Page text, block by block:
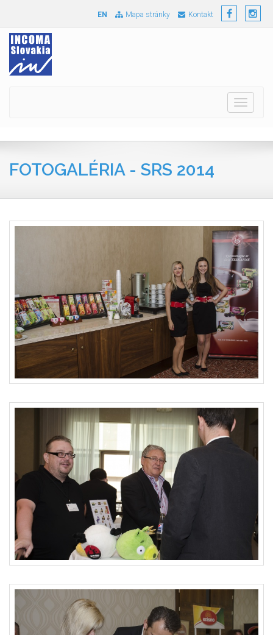
EN Mapa stránky Kontakt
Toggle
FOTOGALÉRIA - SRS 2014